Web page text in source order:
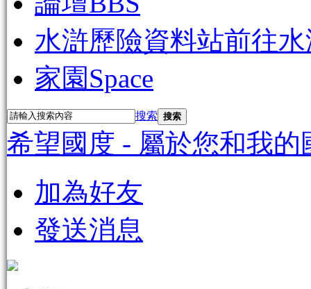
水滸歷險資料站前往
家園Space
搜索 搜索
希望國度 - 屬於您和我的
加為好友
發送消息